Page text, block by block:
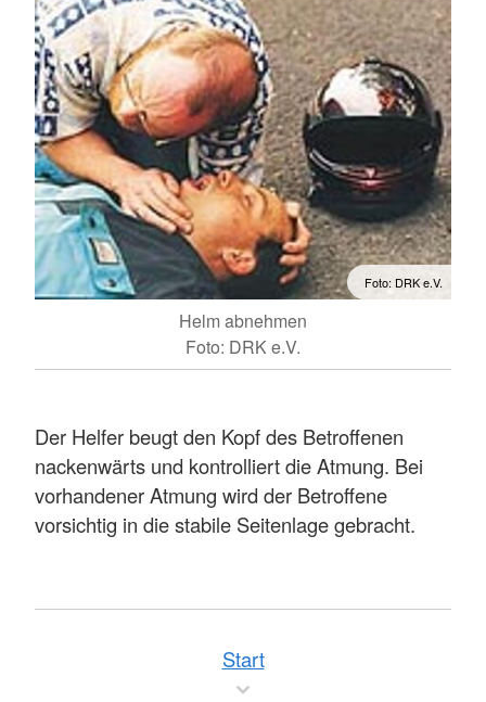
Foto: DRK e.V.
Helm abnehmen
Foto: DRK e.V.
Der Helfer beugt den Kopf des Betroffenen
nackenwärts und kontrolliert die Atmung. Bei
vorhandener Atmung wird der Betroffene
vorsichtig in die stabile Seitenlage gebracht.
Start